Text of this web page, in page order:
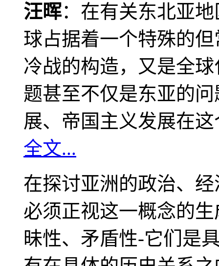
汪晖：在有关东北亚
球占据着一个特殊的
冷战的构造，又是全
题甚至不仅是东亚的
展、帝国主义发展在
全文...
在探讨亚洲的政治、
必须正视这一概念的
昧性、矛盾性-它们是